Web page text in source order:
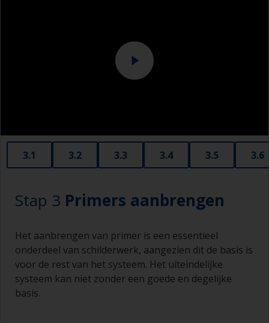
afdichtingen rondom de ramen of fittingen
schuurt, aangezien het materiaal van de
afdichting kan los komen en het oppervlak kan
vervuilen. Dek deze oppervlakken af met
Sa 2½ tot een vrijwel wit metalen oppervlak. Dit
dient te gebeuren door een professional.
3.1 3.2 3.3 3.4 3.5 3.6
Stap 3 Primers aanbrengen
Het aanbrengen van primer is een essentieel
onderdeel van schilderwerk, aangezien dit de basis is
voor de rest van het systeem. Het uiteindelijke
systeem kan niet zonder een goede en degelijke
basis.